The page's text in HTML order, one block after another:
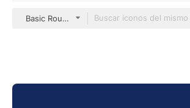
Basic Rounded Flat